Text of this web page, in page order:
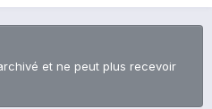
et ne peut plus recevoir